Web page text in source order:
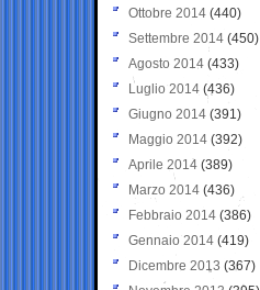
Ottobre 2014 (440)
Settembre 2014 (450)
Agosto 2014 (433)
Luglio 2014 (436)
Giugno 2014 (391)
Maggio 2014 (392)
Aprile 2014 (389)
Marzo 2014 (436)
Febbraio 2014 (386)
Gennaio 2014 (419)
Dicembre 2013 (367)